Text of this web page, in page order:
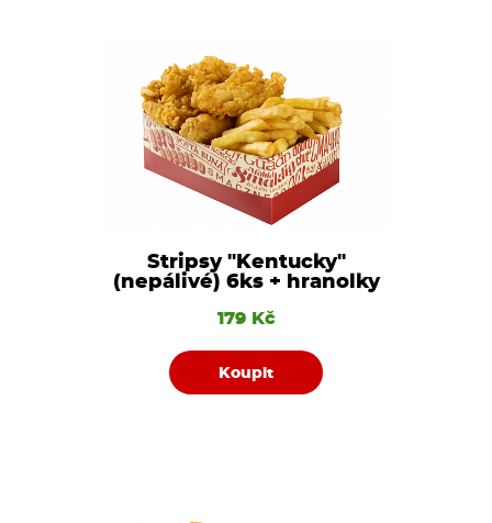
Stripsy "Kentucky"
(nepálivé) 6ks + hranolky
179 Kč
Koupit